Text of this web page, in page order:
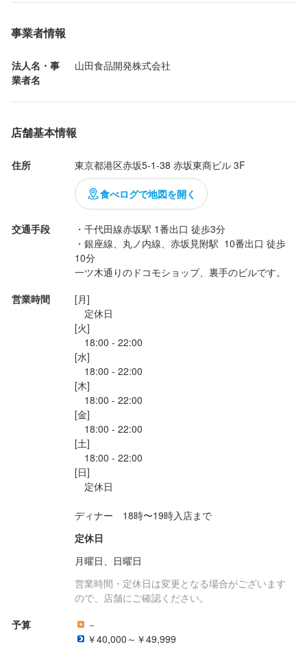
今回で7回目ですが、毎回クオリティーの高い料理と
直球の美味しさに驚かされます。
①「チーズスープ」
群馬県産加藤ポークの自家製ハム、野菜、
毎回、最初に一口スープの部分だけを飲むのですが、
そのクリーミーな仕立てと素材の組み合わせに
驚かされます。よくイタリアンでズッパとしての
一皿はよく出てきますが、このような具沢山で、
満足感が得られるスープは中々出会えないと
事業者情報
法人名・事
業者名
山田食品開発株式会社
店舗基本情報
住所 東京都港区赤坂5-1-38 赤坂東商ビル 3F
食べログで地図を開く
交通手段
・千代田線赤坂駅 1番出口 徒歩3分
・銀座線、丸ノ内線、赤坂見附駅  10番出口 徒歩
10分
一ツ木通りのドコモショップ、裏手のビルです。
営業時間
[月]
定休日
[火]
18:00 - 22:00
[水]
18:00 - 22:00
[木]
18:00 - 22:00
[金]
18:00 - 22:00
[土]
18:00 - 22:00
[日]
定休日
ディナー　18時〜19時入店まで
定休日
月曜日、日曜日
営業時間・定休日は変更となる場合がございます
ので、店舗にご確認ください。
予算
－
￥40,000～￥49,999
社会人としての視野や価値観を広げられる環境です。
【努力と姿勢をしっかり評価します】
年齢や経験年数だけではなく、
・気配り
・責任感
を重視しています。
一人ひとりの成長や変化をしっかり見ています。
身に付くスキル
高級食材の知識 ワインの知識
出店開業ノウハウ
必須スキル・経験
コミュニケーション能力
歓迎スキル・経験
コミュニケーション能力
飲食店での接客経験
ワインへの興味がある方
求める人物像
・丁寧な接客を学びたい方
・高級店のサービスに興味がある方
・小規模店で主体的に働きたい方
向かないかもしれません】
この仕事は決して楽ではありません。
しかし
・本気で料理人として成長したい
・将来自分の店を持ちたい
そう考えている方にとっては、
非常に価値の高い経験になると私たちは考えています。
一生の技術を身につける場所として働きたい方を歓迎します。
【努力と成果が、直接評価される環境】
現在は少人数のチームで運営しているため、
一人ひとりの働きが
店舗の品質や評価に直結します。
年齢や勤続年数ではなく、
技術・姿勢・責任感を重視して評価します。
身に付くスキル
ワインの知識 肉の知識
店舗運営
必須スキル・経験
コミュニケーション能力
歓迎スキル・経験
・現場で実践的に成長したい方
・チームで協力しながら働ける方
・小規模店ならではの距離感を楽しめる方
・将来的に調理技術を高めたい方
選考の流れ
いただき面接をさせていただきます。実績ややる気によってはそ
の場での採用も可能です。
お店の採用担当者からのメッセージ
「少人数でも本気で店を運営したい」
現在は料理長1名、スタッフ数名の
小さなチームで営業しています。
一人ひとりの役割が大きく、
店の未来に直接関わることができます。
・料理長を目指したい
そう考えている方にとって、
まずは一度、お話ししましょう。
社会人としての視野や価値観を広げられる環境です。
【努力と姿勢をしっかり評価します】
年齢や経験年数だけではなく、
・気配り
・責任感
を重視しています。
一人ひとりの成長や変化をしっかり見ています。
身に付くスキル
高級食材の知識 ワインの知識
出店開業ノウハウ
必須スキル・経験
コミュニケーション能力
歓迎スキル・経験
コミュニケーション能力
飲食店での接客経験
ワインへの興味がある方
求める人物像
・丁寧な接客を学びたい方
・高級店のサービスに興味がある方
・小規模店で主体的に働きたい方
・現場で実践的に成長したい方
・チームで協力しながら働ける方
・小規模店ならではの距離感を楽しめる方
・将来的に調理技術を高めたい方
選考の流れ
いただき面接をさせていただきます。実績ややる気によってはそ
の場での採用も可能です。
お店の採用担当者からのメッセージ
「少人数でも本気で店を運営したい」
現在は料理長1名、スタッフ数名の
小さなチームで営業しています。
一人ひとりの役割が大きく、
店の未来に直接関わることができます。
・料理長を目指したい
そう考えている方にとって、
まずは一度、お話ししましょう。